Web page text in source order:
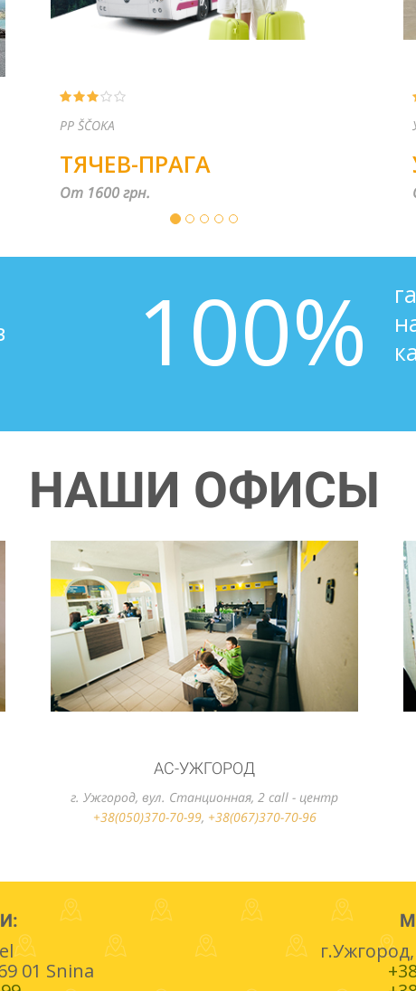
ТРАНЗИТ БУС
МУКАЧЕВО-КОШИЦЕ
От 500 грн.
100%
НАШИ ОФИСЫ
Агентский офис Тicket bus travel
г. Ужгород, ул. Победы 102, каб.2, call - центр